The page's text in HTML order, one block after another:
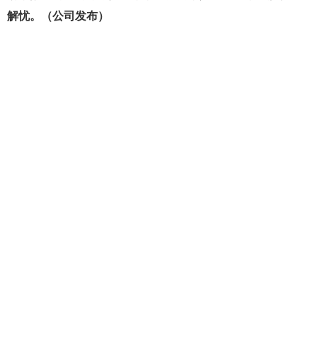
解忧。（公司发布）